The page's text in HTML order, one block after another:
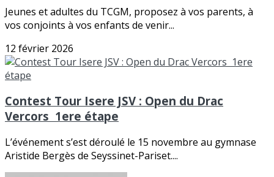
Jeunes et adultes du TCGM, proposez à vos parents, à
vos conjoints à vos enfants de venir...
12 février 2026
Contest Tour Isere JSV : Open du Drac
Vercors 1ere étape
L’événement s’est déroulé le 15 novembre au gymnase
Aristide Bergès de Seyssinet-Pariset....